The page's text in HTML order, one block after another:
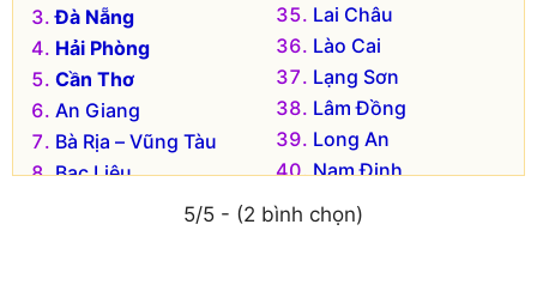
Đà Nẵng
Hải Phòng
Cần Thơ
An Giang
Bà Rịa – Vũng Tàu
Bạc Liêu
Lai Châu
Lào Cai
Lạng Sơn
Lâm Đồng
Long An
Nam Định
Nghệ An
Ninh Bình
5/5 - (2 bình chọn)